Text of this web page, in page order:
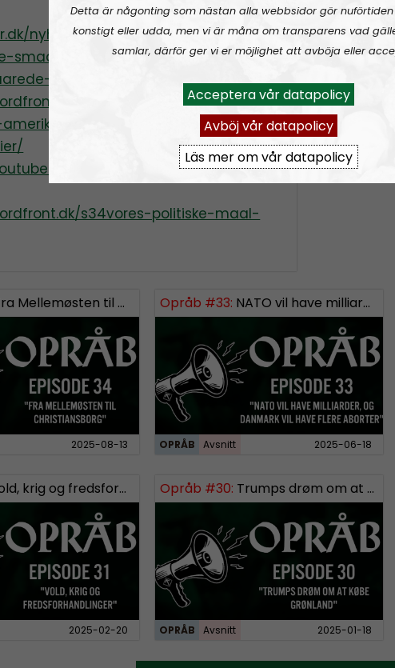
nyheder/viden/kroppen/stor-
smadrer-vikinge-myter-de-var-
eller
council-on-foreign-
imperium-og-de-
watch?v=Zk11vI-
s34vores-politiske-maal-
Mellemøsten til Christiansborg
2025-08-13
Opråb #33: NATO vil have milliarder, og Danmark vil have flere aborter
OPRÅB Avsnitt 2025-06-18
krig og fredsforhandlinger
2025-02-20
Opråb #30: Trumps drøm om at købe Grønland
OPRÅB Avsnitt 2025-01-18
Detta är någonting som nästan alla webbsidor gör
konstigt eller udda, men vi är måna om transparens vad
samlar, därför ger vi er möjlighet att avböja eller
Acceptera vår datapolicy
Avböj vår datapolicy
Läs mer om vår datapolicy